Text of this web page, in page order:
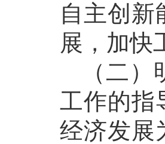
自主创新
展，加快
（二）
工作的指
经济发展